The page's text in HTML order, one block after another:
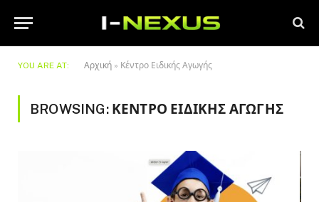
YOU ARE AT: Αρχική » Κέντρο Ειδικής Αγωγής
BROWSING: ΚΈΝΤΡΟ ΕΙΔΙΚΉΣ ΑΓΩΓΉΣ